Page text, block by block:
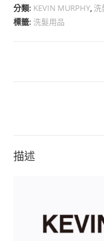
分類: KEVIN MURPHY,洗
標籤:洗髮用品
描述